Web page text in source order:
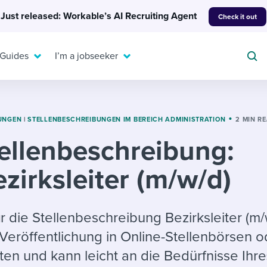
Just released: Workable’s AI Recruiting Agent Check it out
candidates
hiring pipelines
Or browse by
A flexible workplace
means new ways of
working. Pick up tips
question templates
checklists
& reports
To hear from others:
Get insights, guidance,
and tips from those in
the know.
I’m a jobseeker
resources
For your job search:
INTERVIEWS & ANSWERS
Typical interview
answers for each.
| STELLENBESCHREIBUNGEN IM BEREICH ADMINISTRATION 2 MIN
(m/w/d)
die Stellenbeschreibung Bezirksleiter
in Online-Stellenbörsen
und kann leicht an die Bedürfnisse